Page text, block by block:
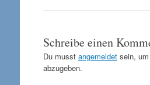
Schreibe einen
Du musst angemeldetsein, um
abzugeben.